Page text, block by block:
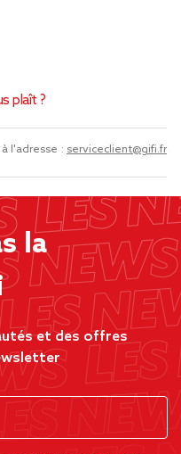
plaît ?
l'adresse : serviceclient@gifi.fr
la
et des offres